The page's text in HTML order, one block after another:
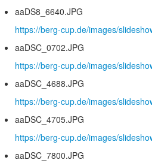
aaDS8_6640.JPG
https://berg-cup.de/images/
aaDSC_0702.JPG
https://berg-cup.de/images/
aaDSC_4688.JPG
https://berg-cup.de/images/
aaDSC_4705.JPG
https://berg-cup.de/images/
aaDSC_7800.JPG